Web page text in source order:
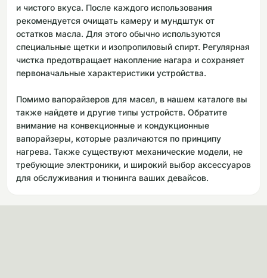
и чистого вкуса. После каждого использования
рекомендуется очищать камеру и мундштук от
остатков масла. Для этого обычно используются
специальные щетки и изопропиловый спирт. Регулярная
чистка предотвращает накопление нагара и сохраняет
первоначальные характеристики устройства.
Помимо вапорайзеров для масел, в нашем каталоге вы
также найдете и другие типы устройств. Обратите
внимание на конвекционные и кондукционные
вапорайзеры, которые различаются по принципу
нагрева. Также существуют механические модели, не
требующие электроники, и широкий выбор аксессуаров
для обслуживания и тюнинга ваших девайсов.